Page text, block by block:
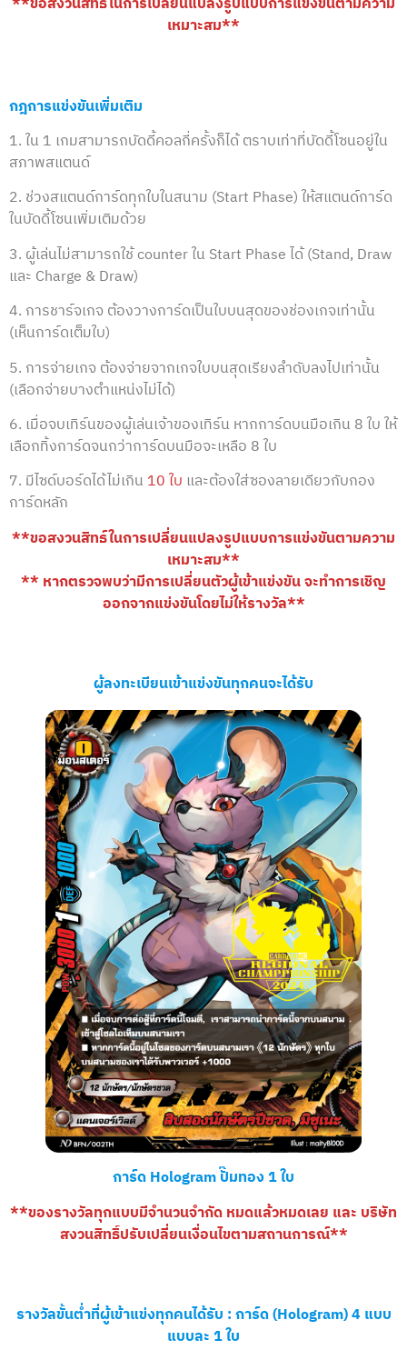
เหมาะสม**
กฎการแข่งขันเพิ่มเติม
1. ใน 1 เกมสามารถบัดดี้คอลกี่ครั้งก็ได้ ตราบเท่าที่บัดดี้โซนอยู่ใน
สภาพสแตนด์
2. ช่วงสแตนด์การ์ดทุกใบในสนาม (Start Phase) ให้สแตนด์การ์ด
ในบัดดี้โซนเพิ่มเติมด้วย
3. ผู้เล่นไม่สามารถใช้ counter ใน Start Phase ได้ (Stand, Draw
และ Charge & Draw)
4. การชาร์จเกจ ต้องวางการ์ดเป็นใบบนสุดของช่องเกจเท่านั้น
(เห็นการ์ดเต็มใบ)
5. การจ่ายเกจ ต้องจ่ายจากเกจใบบนสุดเรียงลำดับลงไปเท่านั้น
(เลือกจ่ายบางตำแหน่งไม่ได้)
6. เมื่อจบเทิร์นของผู้เล่นเจ้าของเทิร์น หากการ์ดบนมือเกิน 8 ใบ ให้
เลือกทิ้งการ์ดจนกว่าการ์ดบนมือจะเหลือ 8 ใบ
7. มีไซด์บอร์ดได้ไม่เกิน 10 ใบ และต้องใส่ซองลายเดียวกับกอง
การ์ดหลัก
**ขอสงวนสิทธ์ในการเปลี่ยนแปลงรูปแบบการแข่งขันตามความ
เหมาะสม**
** หากตรวจพบว่ามีการเปลี่ยนตัวผู้เข้าแข่งขัน จะทำการเชิญ
ออกจากแข่งขันโดยไม่ให้รางวัล**
ผู้ลงทะเบียนเข้าแข่งขันทุกคนจะได้รับ
การ์ด Hologram ปั๊มทอง 1 ใบ
**ของรางวัลทุกแบบมีจำนวนจำกัด หมดแล้วหมดเลย และ บริษัท
สงวนสิทธิ์ปรับเปลี่ยนเงื่อนไขตามสถานการณ์**
รางวัลขั้นต่ำที่ผู้เข้าแข่งทุกคนได้รับ :การ์ด (Hologram) 4 แบบ
แบบละ 1 ใบ